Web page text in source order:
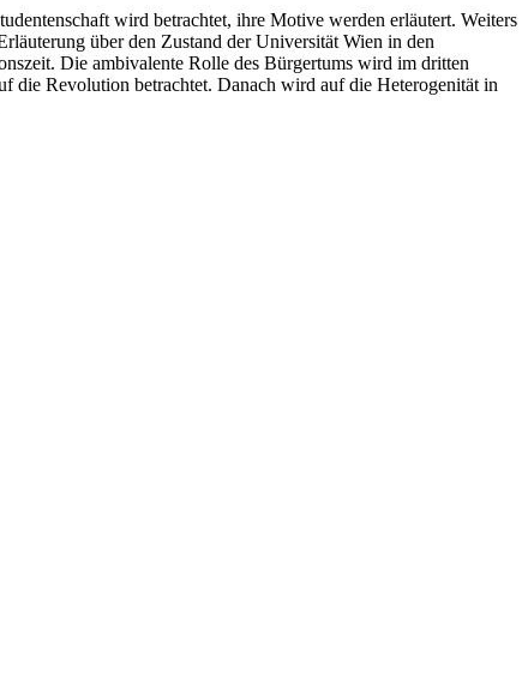
wird betrachtet, ihre Motive werden erläutert. Weiters
über den Zustand der Universität Wien in den
Die ambivalente Rolle des Bürgertums wird im dritten
die Revolution betrachtet. Danach wird auf die Heterogenität in